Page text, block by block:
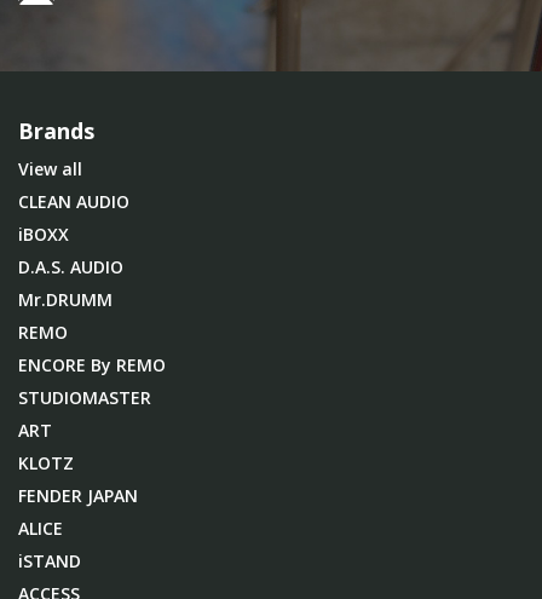
Brands
View all
CLEAN AUDIO
iBOXX
D.A.S. AUDIO
Mr.DRUMM
REMO
ENCORE By REMO
STUDIOMASTER
ART
KLOTZ
FENDER JAPAN
ALICE
iSTAND
ACCESS